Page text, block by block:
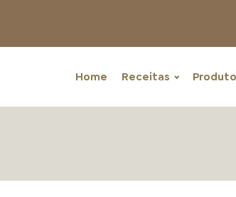
Home Receitas